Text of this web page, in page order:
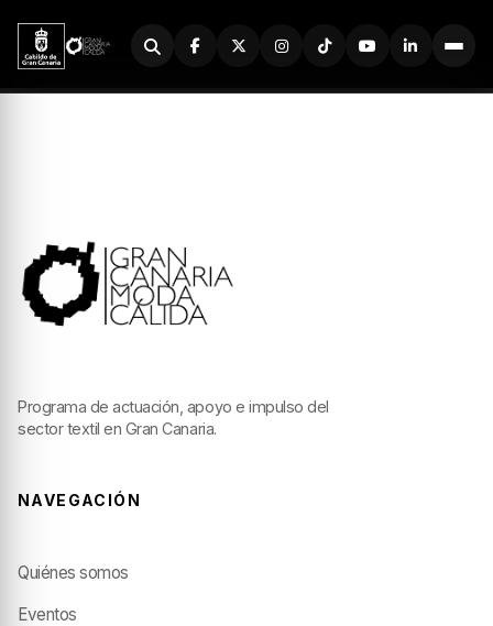
Buscador
Programa de actuación, apoyo e impulso del
sector textil en Gran Canaria.
NAVEGACIÓN
Quiénes somos
Eventos